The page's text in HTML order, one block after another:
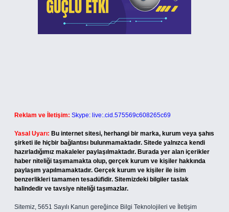
Reklam ve İletişim: Skype: live:.cid.575569c608265c69
Yasal Uyarı: Bu internet sitesi, herhangi bir marka, kurum veya şahıs
şirketi ile hiçbir bağlantısı bulunmamaktadır. Sitede yalnızca kendi
hazırladığımız makaleler paylaşılmaktadır. Burada yer alan içerikler
haber niteliği taşımamakta olup, gerçek kurum ve kişiler hakkında
paylaşım yapılmamaktadır. Gerçek kurum ve kişiler ile isim
benzerlikleri tamamen tesadüfidir. Sitemizdeki bilgiler taslak
halindedir ve tavsiye niteliği taşımazlar.
Sitemiz, 5651 Sayılı Kanun gereğince Bilgi Teknolojileri ve İletişim